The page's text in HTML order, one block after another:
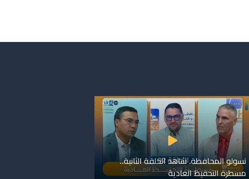
نسولو المحافظة. شاهد الحلقة الثانية..
مسطرة التحفيظ العادية